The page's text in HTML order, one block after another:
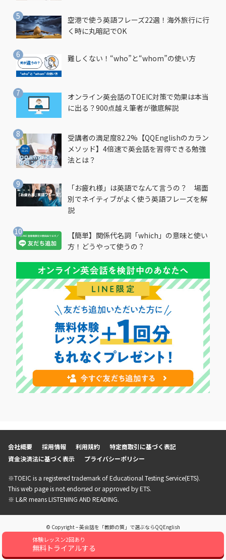
体験レッスン2回あり
無料トライアルする
空港で使う英語フレーズ22選！海外旅行に行
く時に丸暗記でOK
難しくない！“who”と“whom”の使い方
オンライン英会話のTOEIC対策で効果は本当
に出る？900点越え筆者が徹底解説
受講者の満足度82.2%【QQEnglishのカラン
メソッド】4倍速で英会話を習得できる勉強
法とは？
「お疲れ様」は英語でなんて言うの？ 場面
別でネイティブがよく使う英語フレーズを解
説
【簡単】関係代名詞「which」の意味と使い
方！どうやって使うの？
会社概要 採用情報 利用規約
特定商取引に基づく表記
資金決済法に基づく表示
プライバシーポリシー
※TOEIC is a registered trademark of Educational Testing Service(ETS).
This web page is not endorsed or approved by ETS.
※ L&R means LISTENING AND READING.
© Copyright – 英会話を「教師の質」で選ぶならQQEnglish